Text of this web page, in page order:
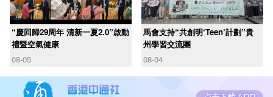
“慶回歸29周年 清新一夏2.0”啟動
禮暨空氣健康
08-05
馬會支持“共創明‘Teen’計劃”貴
州學習交流團
08-04